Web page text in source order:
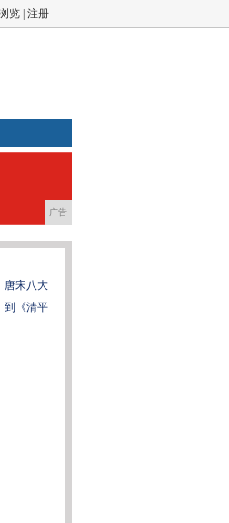
览 注册
广告
唐宋八大
到《清平